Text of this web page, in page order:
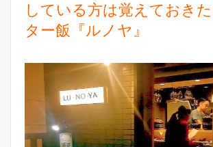
している方は覚えておき
ター飯『ルノヤ』